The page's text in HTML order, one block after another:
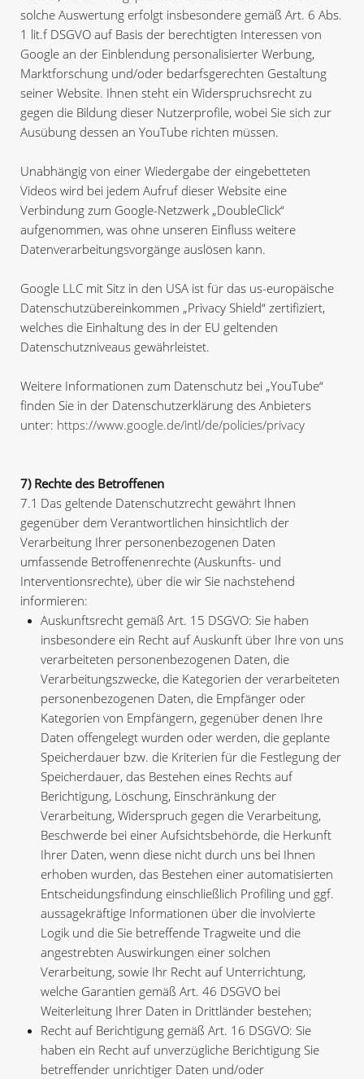
solche Auswertung erfolgt insbesondere gemäß Art. 6 Abs.
1 lit.f DSGVO auf Basis der berechtigten Interessen von
Google an der Einblendung personalisierter Werbung,
Marktforschung und/oder bedarfsgerechten Gestaltung
seiner Website. Ihnen steht ein Widerspruchsrecht zu
gegen die Bildung dieser Nutzerprofile, wobei Sie sich zur
Ausübung dessen an YouTube richten müssen.
Unabhängig von einer Wiedergabe der eingebetteten
Videos wird bei jedem Aufruf dieser Website eine
Verbindung zum Google-Netzwerk „DoubleClick“
aufgenommen, was ohne unseren Einfluss weitere
Datenverarbeitungsvorgänge auslösen kann.
Google LLC mit Sitz in den USA ist für das us-europäische
Datenschutzübereinkommen „Privacy Shield“ zertifiziert,
welches die Einhaltung des in der EU geltenden
Datenschutzniveaus gewährleistet.
Weitere Informationen zum Datenschutz bei „YouTube“
finden Sie in der Datenschutzerklärung des Anbieters
unter: https://www.google.de/intl/de/policies/privacy
7) Rechte des Betroffenen
7.1 Das geltende Datenschutzrecht gewährt Ihnen
gegenüber dem Verantwortlichen hinsichtlich der
Verarbeitung Ihrer personenbezogenen Daten
umfassende Betroffenenrechte (Auskunfts- und
Interventionsrechte), über die wir Sie nachstehend
informieren:
Auskunftsrecht gemäß Art. 15 DSGVO: Sie haben
insbesondere ein Recht auf Auskunft über Ihre von uns
verarbeiteten personenbezogenen Daten, die
Verarbeitungszwecke, die Kategorien der verarbeiteten
personenbezogenen Daten, die Empfänger oder
Kategorien von Empfängern, gegenüber denen Ihre
Daten offengelegt wurden oder werden, die geplante
Speicherdauer bzw. die Kriterien für die Festlegung der
Speicherdauer, das Bestehen eines Rechts auf
Berichtigung, Löschung, Einschränkung der
Verarbeitung, Widerspruch gegen die Verarbeitung,
Beschwerde bei einer Aufsichtsbehörde, die Herkunft
Ihrer Daten, wenn diese nicht durch uns bei Ihnen
erhoben wurden, das Bestehen einer automatisierten
Entscheidungsfindung einschließlich Profiling und ggf.
aussagekräftige Informationen über die involvierte
Logik und die Sie betreffende Tragweite und die
angestrebten Auswirkungen einer solchen
Verarbeitung, sowie Ihr Recht auf Unterrichtung,
welche Garantien gemäß Art. 46 DSGVO bei
Weiterleitung Ihrer Daten in Drittländer bestehen;
Recht auf Berichtigung gemäß Art. 16 DSGVO: Sie
haben ein Recht auf unverzügliche Berichtigung Sie
betreffender unrichtiger Daten und/oder